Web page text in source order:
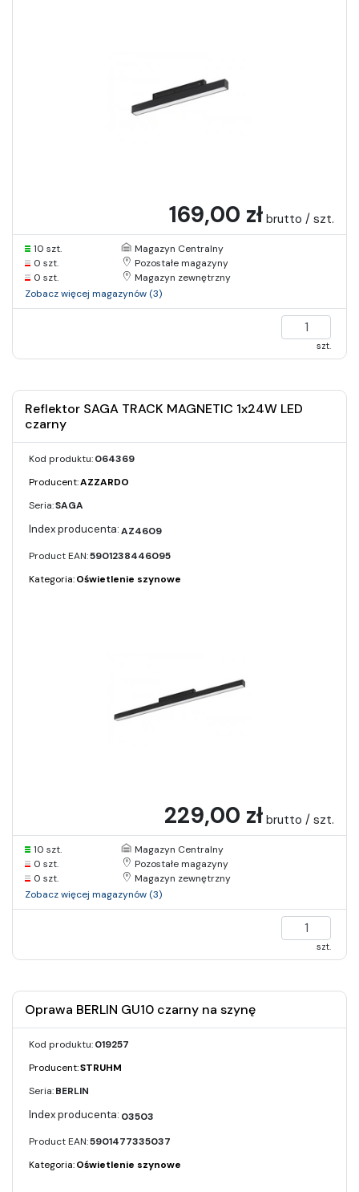
169,00 zł brutto / szt.
10 szt.
Magazyn Centralny
0 szt.
Pozostałe magazyny
0 szt.
Magazyn zewnętrzny
Zobacz więcej magazynów (3)
szt.
Reflektor SAGA TRACK MAGNETIC 1x24W LED
czarny
Kod produktu:064369
Producent:AZZARDO
Seria:SAGA
AZ4609
Product EAN:5901238446095
Kategoria:Oświetlenie szynowe
229,00 zł brutto / szt.
10 szt.
Magazyn Centralny
0 szt.
Pozostałe magazyny
0 szt.
Magazyn zewnętrzny
Zobacz więcej magazynów (3)
szt.
Oprawa BERLIN GU10 czarny na szynę
Kod produktu:019257
Producent:STRUHM
Seria:BERLIN
03503
Product EAN:5901477335037
Kategoria:Oświetlenie szynowe